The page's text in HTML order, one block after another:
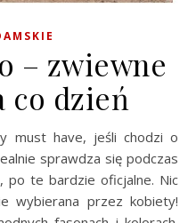
– zwiewne
co dzień
must have, jeśli chodzi o
sprawdza się podczas
po te bardzie oficjalne. Nic
wybierana przez kobiety!